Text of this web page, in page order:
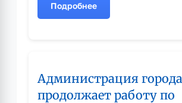
Подробнее
о
сквере
Победы
Администрация города
продолжает работу по